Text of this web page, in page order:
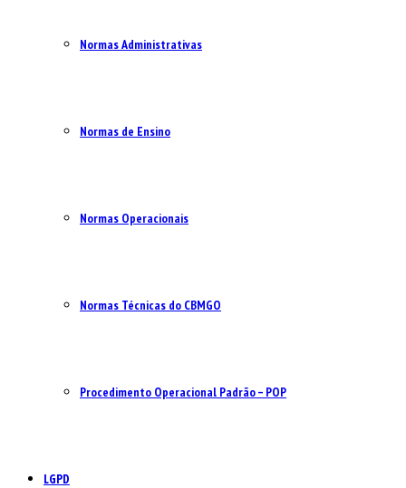
Normas Administrativas
Normas de Ensino
Normas Operacionais
Normas Técnicas do CBMGO
Procedimento Operacional Padrão – POP
LGPD